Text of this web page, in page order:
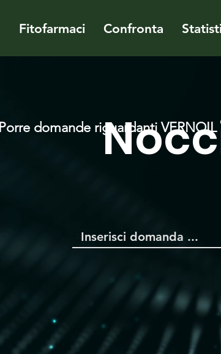
Fitofarmaci Confronta
Porre domande riguardanti VERNOIL